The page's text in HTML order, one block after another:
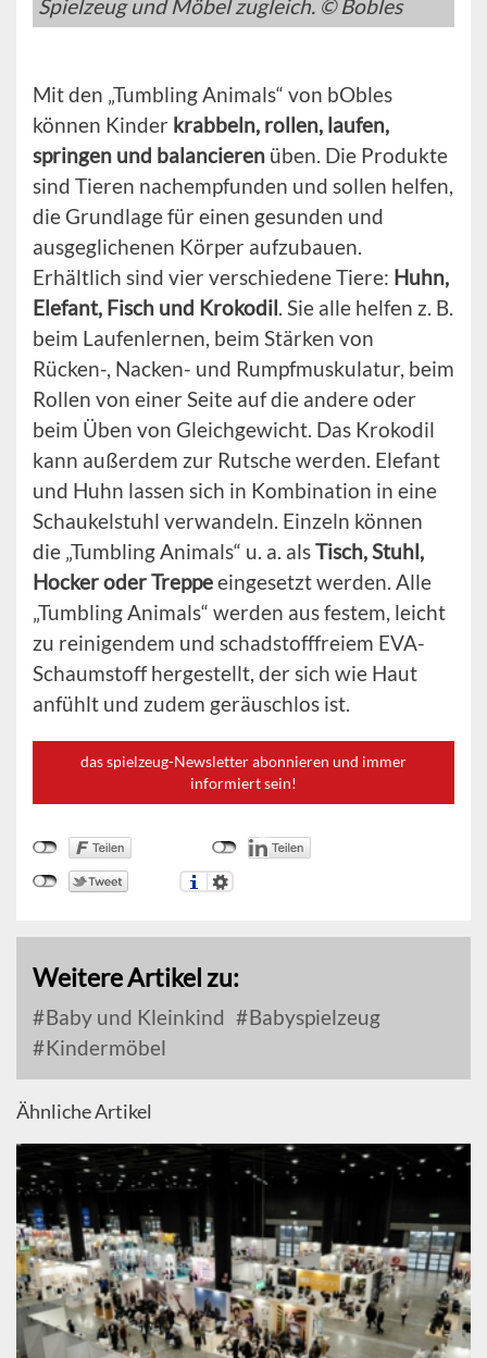
Spielzeug und Möbel zugleich. © Bobles
Mit den „Tumbling Animals“ von bObles
können Kinder krabbeln, rollen, laufen,
springen und balancieren üben. Die Produkte
sind Tieren nachempfunden und sollen helfen,
die Grundlage für einen gesunden und
ausgeglichenen Körper aufzubauen.
Erhältlich sind vier verschiedene Tiere: Huhn,
Elefant, Fisch und Krokodil. Sie alle helfen z. B.
beim Laufenlernen, beim Stärken von
Rücken-, Nacken- und Rumpfmuskulatur, beim
Rollen von einer Seite auf die andere oder
beim Üben von Gleichgewicht. Das Krokodil
kann außerdem zur Rutsche werden. Elefant
und Huhn lassen sich in Kombination in eine
Schaukelstuhl verwandeln. Einzeln können
die „Tumbling Animals“ u. a. alsTisch, Stuhl,
Hocker oder Treppeeingesetzt werden. Alle
„Tumbling Animals“ werden aus festem, leicht
zu reinigendem und schadstofffreiem EVA-
Schaumstoff hergestellt, der sich wie Haut
anfühlt und zudem geräuschlos ist.
das spielzeug-Newsletter abonnieren und immer
informiert sein!
Weitere Artikel zu:
Baby und Kleinkind
Babyspielzeug
Kindermöbel
Ähnliche Artikel